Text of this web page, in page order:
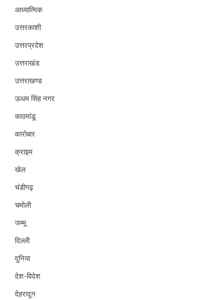
आध्यात्मिक
उत्तरकाशी
उत्तरप्रदेश
उत्तराखंड
उत्तराखण्ड
ऊधम सिंह नगर
काठमांडू
कारोबार
क्राइम
खेल
चंडीगढ़
चमोली
जम्मू
दिल्ली
दुनिया
देश-विदेश
देहरादून